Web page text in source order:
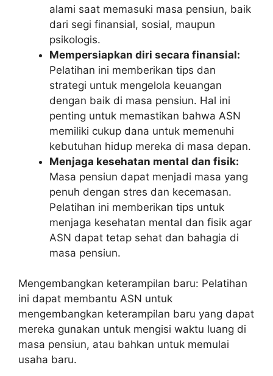
alami saat memasuki masa pensiun, baik
dari segi finansial, sosial, maupun
psikologis.
Mempersiapkan diri secara finansial:
Pelatihan ini memberikan tips dan
strategi untuk mengelola keuangan
dengan baik di masa pensiun. Hal ini
penting untuk memastikan bahwa ASN
memiliki cukup dana untuk memenuhi
kebutuhan hidup mereka di masa depan.
Menjaga kesehatan mental dan fisik:
Masa pensiun dapat menjadi masa yang
penuh dengan stres dan kecemasan.
Pelatihan ini memberikan tips untuk
menjaga kesehatan mental dan fisik agar
ASN dapat tetap sehat dan bahagia di
masa pensiun.
Mengembangkan keterampilan baru: Pelatihan
ini dapat membantu ASN untuk
mengembangkan keterampilan baru yang dapat
mereka gunakan untuk mengisi waktu luang di
masa pensiun, atau bahkan untuk memulai
usaha baru.